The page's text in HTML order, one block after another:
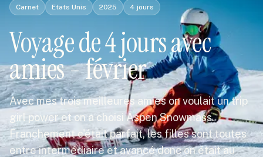
Carnet Etats Unis 2025 4 jours
Voyage de 4 jours avec
amies - février
Avec mes trois meilleures amies on voulait un trip
girl power et on a choisi Aspen Snowmass.
Franchement c'était parfait, les filles sont toutes
entre intermédiaire et avancé donc on était au